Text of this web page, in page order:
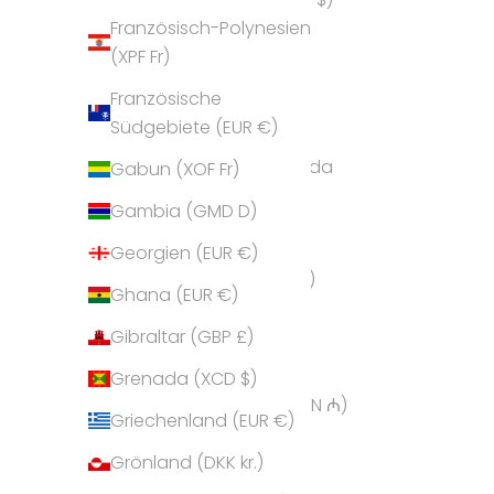
Französisch-Polynesien
(XPF Fr)
Französische
Südgebiete (EUR €)
Gabun (XOF Fr)
Gambia (GMD D)
Georgien (EUR €)
Ghana (EUR €)
Gibraltar (GBP £)
Grenada (XCD $)
Griechenland (EUR €)
Grönland (DKK kr.)
Andorra (EUR €)
Anguilla (XCD $)
Antigua und Barbuda
(XCD $)
Argentinien (EUR €)
Armenien (AMD դր.)
Aruba (AWG ƒ)
Ascension (SHP £)
Aserbaidschan (AZN ₼)
Australien (AUD $)